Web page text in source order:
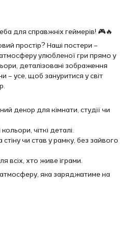
для справжніх геймерів! 🎮🔥
простір? Наші постери –
улюбленої гри прямо у
деталізовані зображення
– усе, щоб зануритися у світ
декор для кімнати, студії чи
чіткі деталі.
стіну чи став у рамку, без зайвого
всіх, хто живе іграми.
яка заряджатиме на